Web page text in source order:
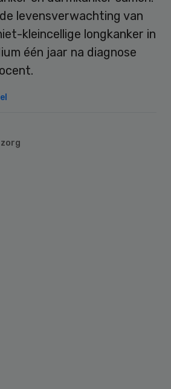
levensverwachting van
kleincellige longkanker in
één jaar na diagnose